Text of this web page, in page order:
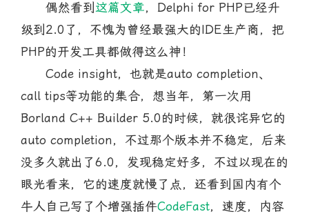
偶然看到 这篇文章，Delphi for PHP已经升
级到2.0了，不愧为曾经最强大的IDE生产商，把
PHP的开发工具都做得这么神！
Code insight，也就是auto completion、
call tips等功能的集合，想当年，第一次用
Borland C++ Builder 5.0的时候，就很诧异它的
auto completion，不过那个版本并不稳定，后来
没多久就出了6.0，发现稳定好多，不过以现在的
眼光看来，它的速度就慢了点，还看到国内有个
牛人自己写了个增强插件CodeFast，速度，内容